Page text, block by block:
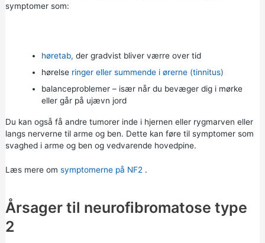
symptomer som:
høretab, der gradvist bliver værre over tid
hørelse ringer eller summende i ørerne (tinnitus)
balanceproblemer – især når du bevæger dig i mørke
eller går på ujævn jord
Du kan også få andre tumorer inde i hjernen eller rygmarven eller
langs nerverne til arme og ben. Dette kan føre til symptomer som
svaghed i arme og ben og vedvarende hovedpine.
Læs mere om symptomerne på NF2.
Årsager til neurofibromatose type
2